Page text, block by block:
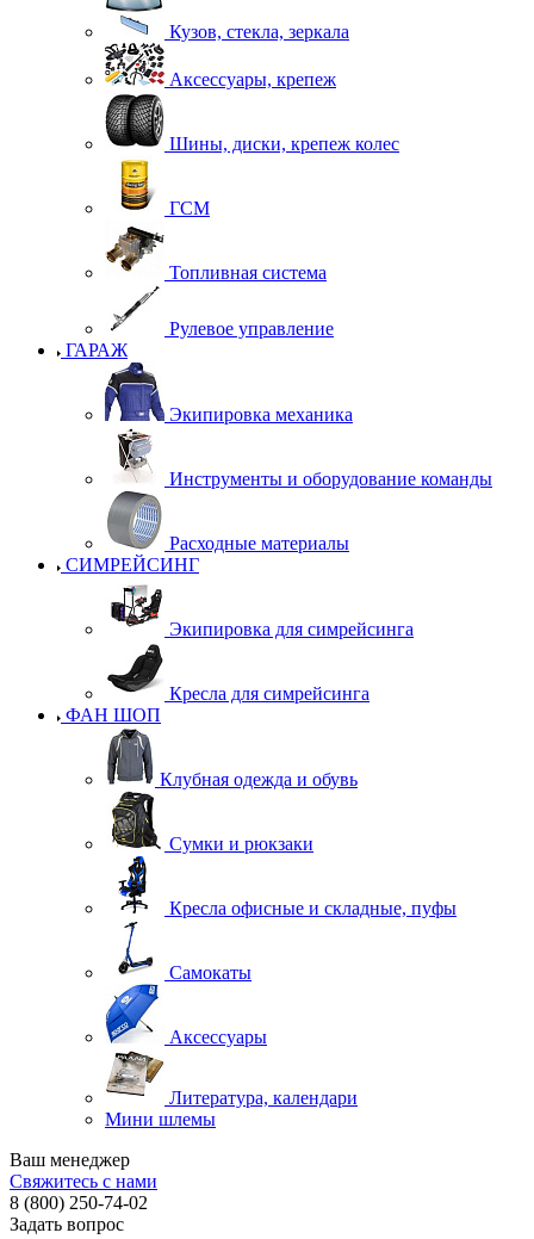
Кузов, стекла, зеркала
Аксессуары, крепеж
Шины, диски, крепеж колес
ГСМ
Топливная система
Рулевое управление
ГАРАЖ
Экипировка механика
Инструменты и оборудование команды
Расходные материалы
СИМРЕЙСИНГ
Экипировка для симрейсинга
Кресла для симрейсинга
ФАН ШОП
Клубная одежда и обувь
Сумки и рюкзаки
Кресла офисные и складные, пуфы
Самокаты
Аксессуары
Литература, календари
Мини шлемы
Ваш менеджер
Свяжитесь с нами
8 (800) 250-74-02
Задать вопрос